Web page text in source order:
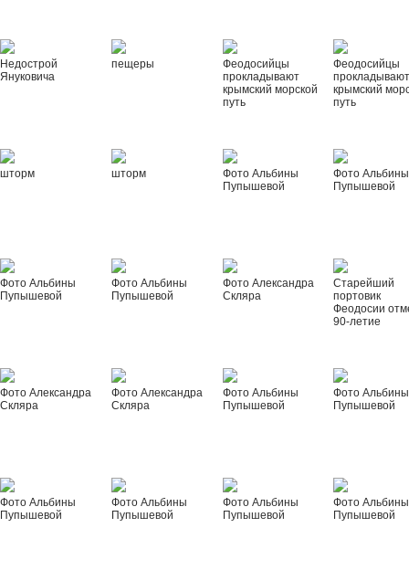
Недострой
Януковича
пещеры
Феодосийцы
прокладывают
крымский морской
путь
Феодосийцы
крымский
путь
шторм шторм
Фото Альбины
Пупышевой
Фото Альбины
Пупышевой
Фото Альбины
Пупышевой
Фото Альбины
Пупышевой
Фото Александра
Скляра
Старейший
портовик
Феодосии
90-летие
Фото Александра
Скляра
Фото Александра
Скляра
Фото Альбины
Пупышевой
Фото Альбины
Пупышевой
Фото Альбины
Пупышевой
Фото Альбины
Пупышевой
Фото Альбины
Пупышевой
Фото Альбины
Пупышевой